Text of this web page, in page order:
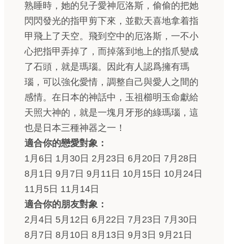
熟睡時，她的兒子愛神厄洛斯，偷偷的把她
閃閃發光的指甲剪下來，並歡天喜地拿着指
甲飛上了天空。飛到空中的厄洛斯，一不小
心把指甲弄掉了，而掉落到地上的指爪變成
了石頭，就是瑪瑙。因此有人認爲擁有瑪
瑙，可以強化愛情，調整自己與愛人之間的
感情。在日本的神話中，玉祖櫛明玉命獻給
天照大神的，就是一塊月牙形的綠瑪瑙，這
也是日本三種神器之一！
適合你的戀愛對象：
1月6日 1月30日 2月23日 6月20日 7月28日
8月1日 9月7日 9月11日 10月15日 10月24日
11月5日 11月14日
適合你的朋友對象：
2月4日 5月12日 6月22日 7月23日 7月30日
8月7日 8月10日 8月13日 9月3日 9月21日